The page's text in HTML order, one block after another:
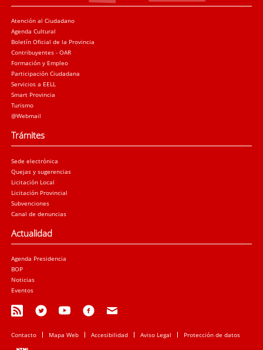
Atención al Ciudadano
Agenda Cultural
Boletín Oficial de la Provincia
Contribuyentes - OAR
Formación y Empleo
Participación Ciudadana
Servicios a EELL
Smart Provincia
Turismo
@Webmail
Trámites
Sede electrónica
Quejas y sugerencias
Licitación Local
Licitación Provincial
Subvenciones
Canal de denuncias
Actualidad
Agenda Presidencia
BOP
Noticias
Eventos
Contacto Mapa Web Accesibilidad Aviso Legal Protección de datos